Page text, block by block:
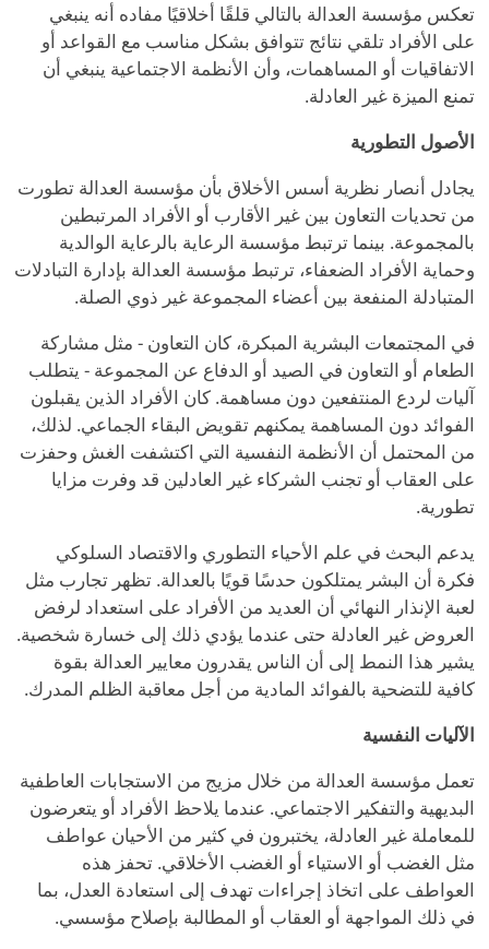
تعكس مؤسسة العدالة بالتالي قلقًا أخلاقيًا مفاده أنه ينبغي
على الأفراد تلقي نتائج تتوافق بشكل مناسب مع القواعد أو
الاتفاقيات أو المساهمات، وأن الأنظمة الاجتماعية ينبغي أن
تمنع الميزة غير العادلة.
الأصول التطورية
يجادل أنصار نظرية أسس الأخلاق بأن مؤسسة العدالة تطورت
من تحديات التعاون بين غير الأقارب أو الأفراد المرتبطين
بالمجموعة. بينما ترتبط مؤسسة الرعاية بالرعاية الوالدية
وحماية الأفراد الضعفاء، ترتبط مؤسسة العدالة بإدارة التبادلات
المتبادلة المنفعة بين أعضاء المجموعة غير ذوي الصلة.
في المجتمعات البشرية المبكرة، كان التعاون - مثل مشاركة
الطعام أو التعاون في الصيد أو الدفاع عن المجموعة - يتطلب
آليات لردع المنتفعين دون مساهمة. كان الأفراد الذين يقبلون
الفوائد دون المساهمة يمكنهم تقويض البقاء الجماعي. لذلك،
من المحتمل أن الأنظمة النفسية التي اكتشفت الغش وحفزت
على العقاب أو تجنب الشركاء غير العادلين قد وفرت مزايا
تطورية.
يدعم البحث في علم الأحياء التطوري والاقتصاد السلوكي
فكرة أن البشر يمتلكون حدسًا قويًا بالعدالة. تظهر تجارب مثل
لعبة الإنذار النهائي أن العديد من الأفراد على استعداد لرفض
العروض غير العادلة حتى عندما يؤدي ذلك إلى خسارة شخصية.
يشير هذا النمط إلى أن الناس يقدرون معايير العدالة بقوة
كافية للتضحية بالفوائد المادية من أجل معاقبة الظلم المدرك.
الآليات النفسية
تعمل مؤسسة العدالة من خلال مزيج من الاستجابات العاطفية
البديهية والتفكير الاجتماعي. عندما يلاحظ الأفراد أو يتعرضون
للمعاملة غير العادلة، يختبرون في كثير من الأحيان عواطف
مثل الغضب أو الاستياء أو الغضب الأخلاقي. تحفز هذه
العواطف على اتخاذ إجراءات تهدف إلى استعادة العدل، بما
في ذلك المواجهة أو العقاب أو المطالبة بإصلاح مؤسسي.